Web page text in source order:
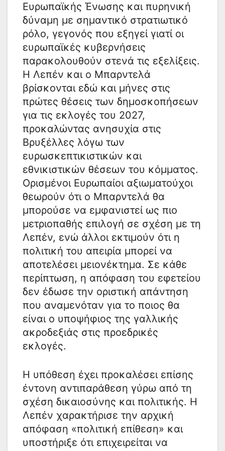
Ευρωπαϊκής Ένωσης και πυρηνική
δύναμη με σημαντικό στρατιωτικό
ρόλο, γεγονός που εξηγεί γιατί οι
ευρωπαϊκές κυβερνήσεις
παρακολουθούν στενά τις εξελίξεις.
Η Λεπέν και ο Μπαρντελά
βρίσκονται εδώ και μήνες στις
πρώτες θέσεις των δημοσκοπήσεων
για τις εκλογές του 2027,
προκαλώντας ανησυχία στις
Βρυξέλλες λόγω των
ευρωσκεπτικιστικών και
εθνικιστικών θέσεων του κόμματος.
Ορισμένοι Ευρωπαίοι αξιωματούχοι
θεωρούν ότι ο Μπαρντελά θα
μπορούσε να εμφανιστεί ως πιο
μετριοπαθής επιλογή σε σχέση με τη
Λεπέν, ενώ άλλοι εκτιμούν ότι η
πολιτική του απειρία μπορεί να
αποτελέσει μειονέκτημα. Σε κάθε
περίπτωση, η απόφαση του εφετείου
δεν έδωσε την οριστική απάντηση
που αναμενόταν για το ποιος θα
είναι ο υποψήφιος της γαλλικής
ακροδεξιάς στις προεδρικές
εκλογές.
Η υπόθεση έχει προκαλέσει επίσης
έντονη αντιπαράθεση γύρω από τη
σχέση δικαιοσύνης και πολιτικής. Η
Λεπέν χαρακτήρισε την αρχική
απόφαση «πολιτική επίθεση» και
υποστήριξε ότι επιχειρείται να